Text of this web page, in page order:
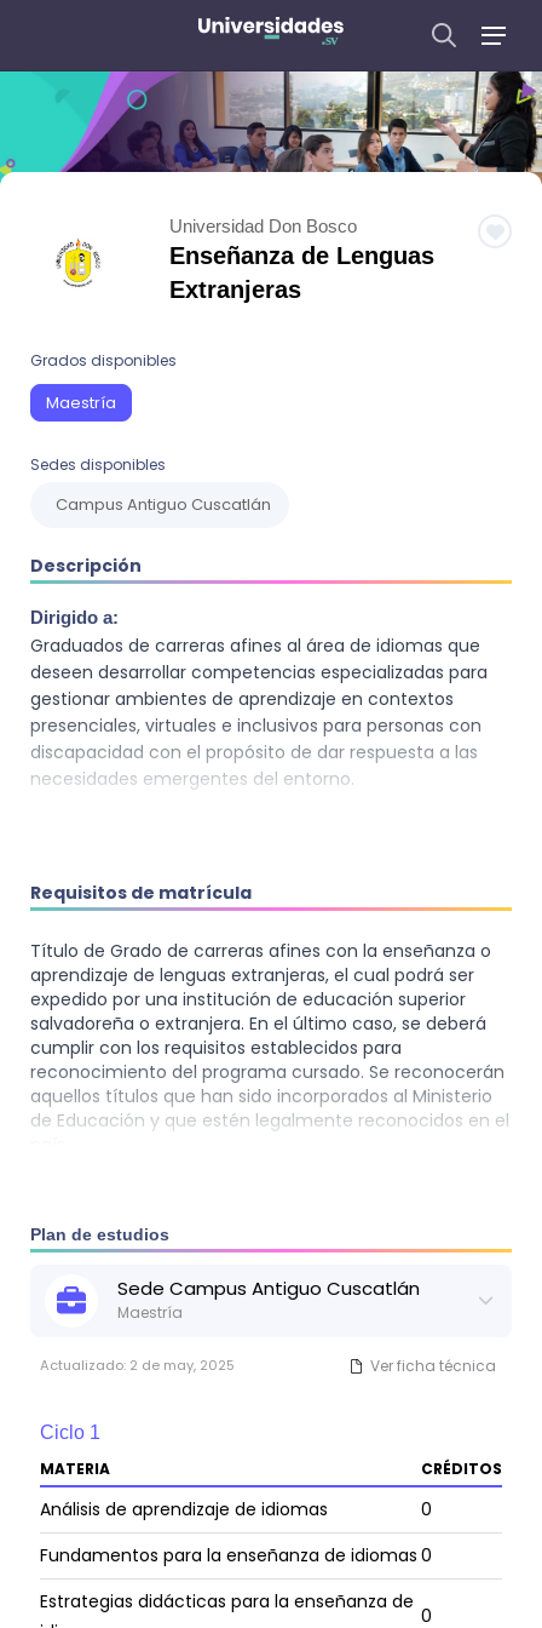
Universidad Don Bosco
Enseñanza de Lenguas
Extranjeras
Grados disponibles
Maestría
Sedes disponibles
Campus Antiguo Cuscatlán
Descripción
Dirigido a:
Graduados de carreras afines al área de idiomas que
deseen desarrollar competencias especializadas para
gestionar ambientes de aprendizaje en contextos
presenciales, virtuales e inclusivos para personas con
discapacidad con el propósito de dar respuesta a las
necesidades emergentes del entorno.
Requisitos de matrícula
Título de Grado de carreras afines con la enseñanza o
aprendizaje de lenguas extranjeras, el cual podrá ser
expedido por una institución de educación superior
salvadoreña o extranjera. En el último caso, se deberá
cumplir con los requisitos establecidos para
reconocimiento del programa cursado. Se reconocerán
aquellos títulos que han sido incorporados al Ministerio
de Educación y que estén legalmente reconocidos en el
Enseñanza del Inglés
Adquisición de Lenguas Extranjeras
Licenciatura en Idiomas con Especialidad en Turismo
Licenciatura en Idioma Inglés
Licenciatura en Ciencias de la Educación Especialidad
en Idioma Inglés
Licenciatura en Traducción e Interpretación del Idioma
Inglés
Licenciatura en Lingüística Aplicada con Especialidad en
Inglés como Lengua Extranjera
Otras Licenciaturas Relacionadas con la Enseñanza o
Aprendizaje de Idiomas.
Plan de estudios
Sede Campus Antiguo Cuscatlán
Maestría
Actualizado: 2 de may, 2025 Ver ficha técnica
Ciclo 1
MATERIA
CRÉDITOS
Análisis de aprendizaje de idiomas
0
Fundamentos para la enseñanza de idiomas 0
Estrategias didácticas para la enseñanza de
0